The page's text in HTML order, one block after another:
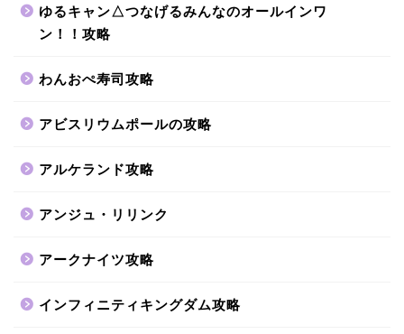
ゆるキャン△つなげるみんなのオールインワ
ン！！攻略
わんおぺ寿司攻略
アビスリウムポールの攻略
アルケランド攻略
アンジュ・リリンク
アークナイツ攻略
インフィニティキングダム攻略